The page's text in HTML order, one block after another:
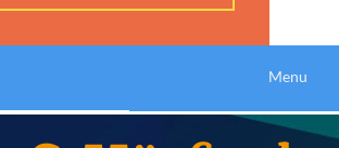
Menu